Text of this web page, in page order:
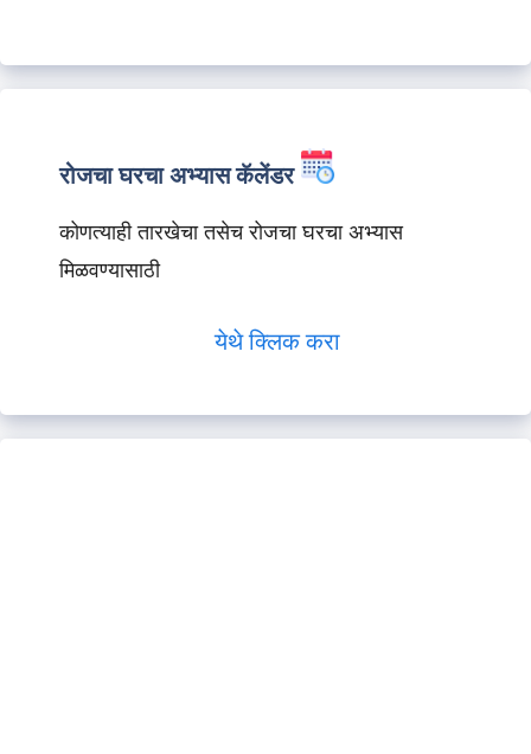
रोजचा घरचा अभ्यास कॅलेंडर
कोणत्याही तारखेचा तसेच रोजचा घरचा अभ्यास
मिळवण्यासाठी
येथे क्लिक करा